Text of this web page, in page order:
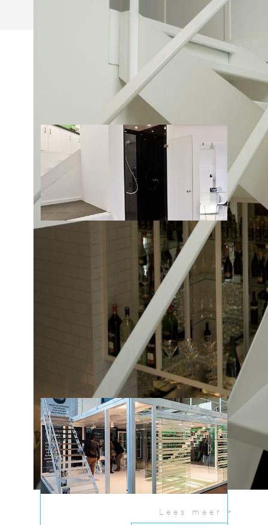
Lees meer >
NIEUWS
ONZE VERNIEUWDE TOONZAAL!
Kom zeker een kijkje nemen in de vernieuwde
toonzaal of krijg nu al een voorproefje aan de
01/01/2015